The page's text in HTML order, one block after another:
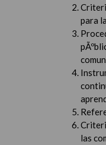
para
las